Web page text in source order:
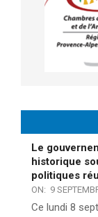
Le
historique
politiques
ON: 9
Ce lundi 8